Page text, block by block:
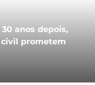
anos depois,
prometem